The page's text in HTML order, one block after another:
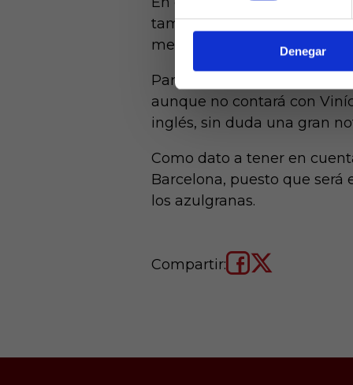
Denegar
también Anoeta para
merengue del FC
Para este primer duelo,
aunque no contará con
inglés, sin duda una gran
Como dato a tener en
Barcelona, puesto que será
los azulgranas.
Compartir: